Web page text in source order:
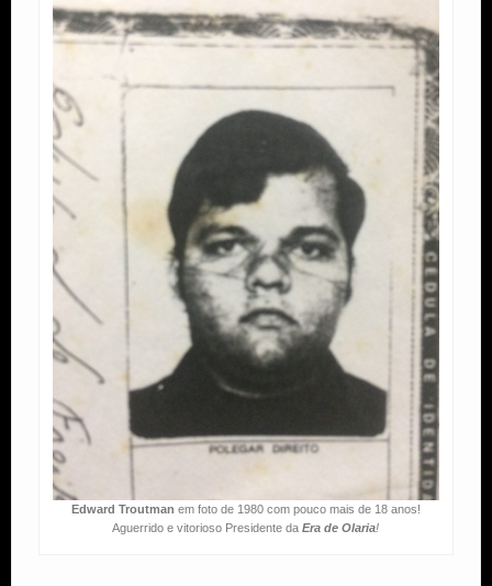
Edward Troutman em foto de 1980 com pouco mais de 18 anos!
Aguerrido e vitorioso Presidente daEra de Olaria!